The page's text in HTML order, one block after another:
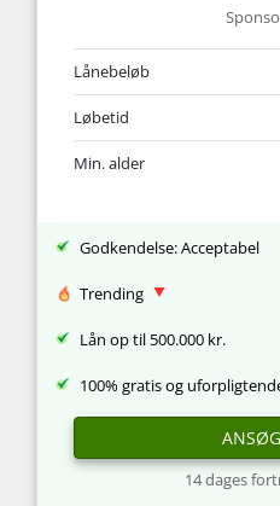
Lånebeløb
Løbetid
Min. alder
Godkendelse: Acceptabel
Trending
Lån op til 500.000 kr.
100% gratis og
14 dages